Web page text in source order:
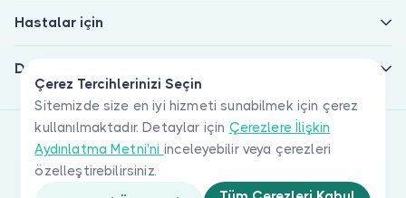
Çerez Tercihlerinizi Seçin
Sitemizde size en iyi hizmeti sunabilmek için çerez
kullanılmaktadır. Detaylar için Çerezlere İlişkin
Aydınlatma Metni'ni inceleyebilir veya çerezleri
özelleştirebilirsiniz.
Hastalar için
Doktorlar için